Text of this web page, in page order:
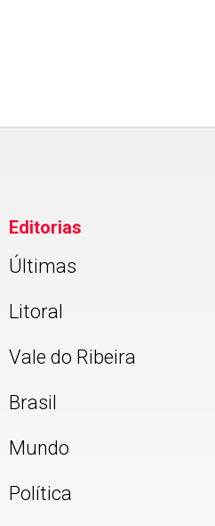
Editorias
Últimas
Litoral
Vale do Ribeira
Brasil
Mundo
Política